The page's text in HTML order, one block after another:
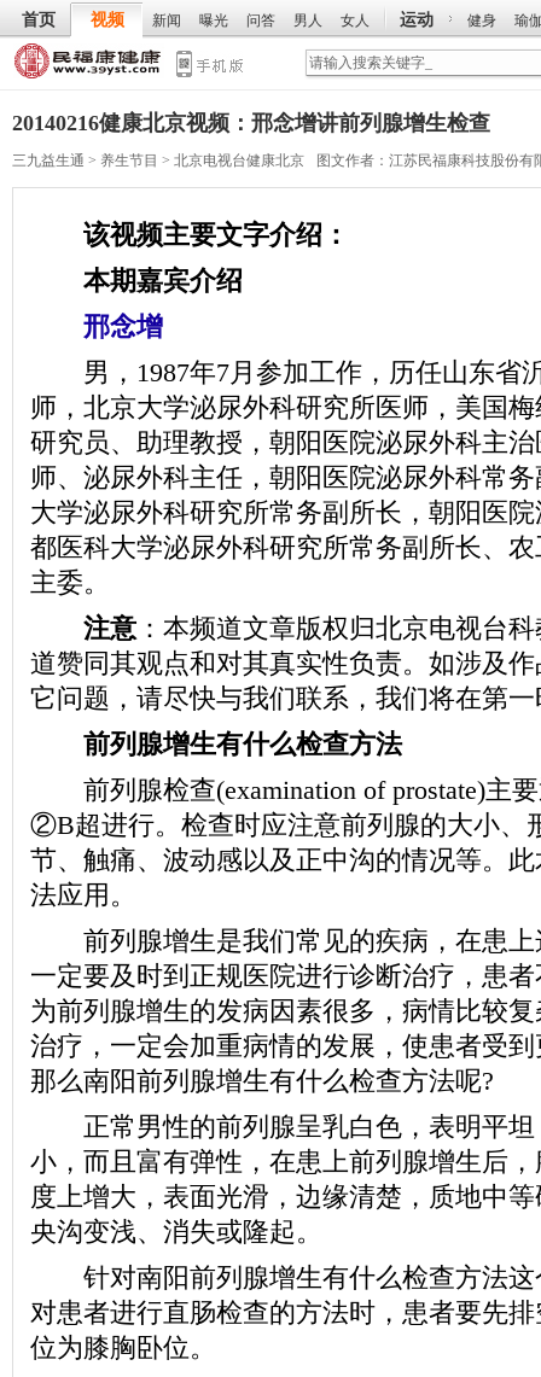
首页 视频 新闻 曝光 问答 男人 女人 运动 健身 瑜
20140216健康北京视频：邢念增讲前列腺增生检查
三九益生通 > 养生节目 > 北京电视台健康北京 图文作者： 江苏民福康科技股份有
该视频主要文字介绍：
本期嘉宾介绍
邢念增
男，1987年7月参加工作，历任山东省
师，北京大学泌尿外科研究所医师，美国
研究员、助理教授，朝阳医院泌尿外科主
师、泌尿外科主任，朝阳医院泌尿外科常
大学泌尿外科研究所常务副所长，朝阳医
都医科大学泌尿外科研究所常务副所长、
主委。
注意 ：本频道文章版权归北京电视台
道赞同其观点和对其真实性负责。如涉及
它问题，请尽快与我们联系，我们将在第
前列腺增生有什么检查方法
前列腺检查(examination of prostate)主
②B超进行。检查时应注意前列腺的大小、
节、触痛、波动感以及正中沟的情况等。
法应用。
前列腺增生是我们常见的疾病，在患上
一定要及时到正规医院进行诊断治疗，患
为前列腺增生的发病因素很多，病情比较
治疗，一定会加重病情的发展，使患者受
那么南阳前列腺增生有什么检查方法呢?
正常男性的前列腺呈乳白色，表明平坦
小，而且富有弹性，在患上前列腺增生后
度上增大，表面光滑，边缘清楚，质地中
央沟变浅、消失或隆起。
针对南阳前列腺增生有什么检查方法这
对患者进行直肠检查的方法时，患者要先
位为膝胸卧位。